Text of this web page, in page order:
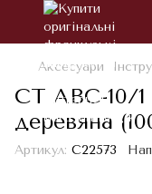
Аксесуари
СТ ABC-10/
деревяна
Артикул: С22573